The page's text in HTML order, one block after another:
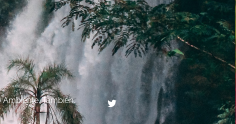
También,